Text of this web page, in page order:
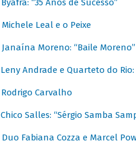
Byafra: “35 Anos de Sucesso”
Michele Leal e o Peixe
Janaína Moreno: “Baile Moreno”
Leny Andrade e Quarteto do Rio:
Rodrigo Carvalho
Chico Salles: “Sérgio Samba
Duo Fabiana Cozza e Marcel